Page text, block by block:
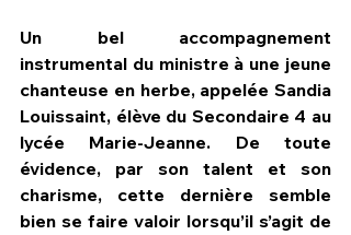
Un bel accompagnement
instrumental du ministre à une jeune
chanteuse en herbe, appelée Sandia
Louissaint, élève du Secondaire 4 au
lycée Marie-Jeanne. De toute
évidence, par son talent et son
charisme, cette dernière semble
bien se faire valoir lorsqu’il s’agit de